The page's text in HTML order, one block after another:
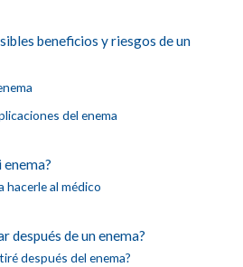
beneficios y riesgos de un
del enema
hacerle al médico
después de un enema?
después del enema?